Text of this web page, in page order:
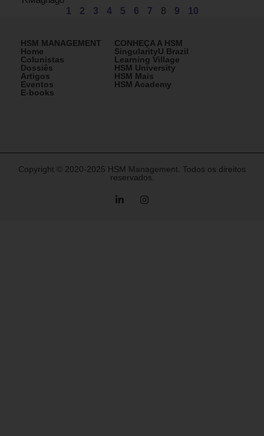
1 2 3 4 5 6 7 8 9 10
HSM MANAGEMENT
Home
Colunistas
Dossiês
Artigos
Eventos
E-books
CONHEÇA A HSM
SingularityU Brazil
Learning Village
HSM University
HSM Mais
HSM Academy
Copyright © 2020-2025 HSM Management. Todos os direitos
reservados.